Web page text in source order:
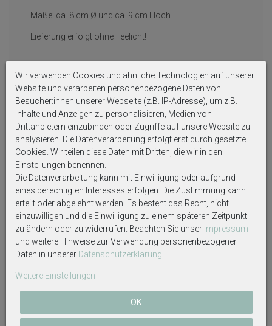
Maße: ca. 8 cm Ø und ca. 9 cm Hoch.
Lieferung erfolgt ohne Teelicht!
Auf Produktbildern abgebildetes Zubehör sowie
Dekoartikel gehören nicht zum Lieferumfang, sofern
diese nicht ausdrücklich eingeschlossen werden.
Weitere interessante Artikel
Wir verwenden Cookies und ähnliche Technologien auf unserer
Website und verarbeiten personenbezogene Daten von
Besucher:innen unserer Webseite (z.B. IP-Adresse), um z.B.
Inhalte und Anzeigen zu personalisieren, Medien von
Drittanbietern einzubinden oder Zugriffe auf unsere Website zu
analysieren. Die Datenverarbeitung erfolgt erst durch gesetzte
Cookies. Wir teilen diese Daten mit Dritten, die wir in den
Einstellungen benennen.
Die Datenverarbeitung kann mit Einwilligung oder aufgrund
eines berechtigten Interesses erfolgen. Die Zustimmung kann
erteilt oder abgelehnt werden. Es besteht das Recht, nicht
einzuwilligen und die Einwilligung zu einem späteren Zeitpunkt
zu ändern oder zu widerrufen. Beachten Sie unser Impressum
und weitere Hinweise zur Verwendung personenbezogener
Daten in unserer Daten­schutz­erklärung
Weitere Einstellungen
OK